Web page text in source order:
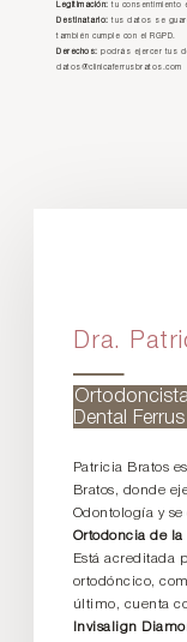
Legitimación: tu consentimiento
Destinatario: tus datos se
también cumple con el RGPD.
Derechos: podrás ejercer tus
datos@clinicaferrusbratos.com
Dra.
Dental
Patricia Bratos
Bratos, donde
Odontología y
Ortodoncia de
Está acreditada
ortodóncico,
último, cuenta
Invisalign